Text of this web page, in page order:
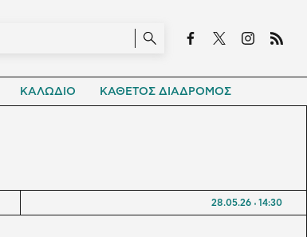
ΚΑΛΩΔΙΟ ΚΑΘΕΤΟΣ ΔΙΑΔΡΟΜΟΣ
28.05.26 14:30